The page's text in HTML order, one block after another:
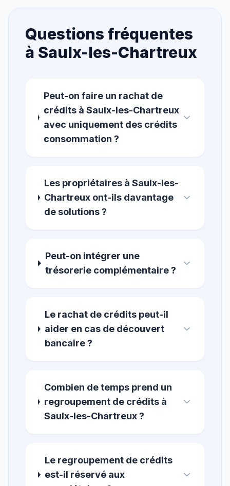
Questions fréquentes
à Saulx-les-Chartreux
Peut-on faire un rachat de
crédits à Saulx-les-Chartreux
avec uniquement des crédits
consommation ?
Les propriétaires à Saulx-les-
Chartreux ont-ils davantage
de solutions ?
Peut-on intégrer une
trésorerie complémentaire ?
Le rachat de crédits peut-il
aider en cas de découvert
bancaire ?
Combien de temps prend un
regroupement de crédits à
Saulx-les-Chartreux ?
Le regroupement de crédits
est-il réservé aux